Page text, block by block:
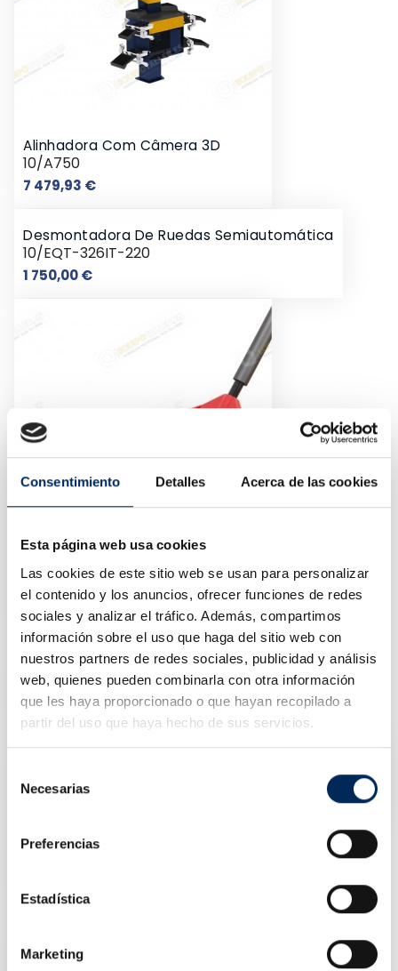
Consentimiento Detalles Acerca de las cookies
Esta página web usa cookies
Las cookies de este sitio web se usan para personalizar
el contenido y los anuncios, ofrecer funciones de redes
sociales y analizar el tráfico. Además, compartimos
información sobre el uso que haga del sitio web con
nuestros partners de redes sociales, publicidad y análisis
web, quienes pueden combinarla con otra información
que les haya proporcionado o que hayan recopilado a
partir del uso que haya hecho de sus servicios.
Necesarias
Preferencias
Estadística
Marketing
Alinhadora Com Câmera 3D
10/A750
7 479,93 €Preço
Desmontadora De Ruedas Semiautomática
10/EQT-326IT-220
1 750,00 €Preço
Jack Piso Perfil De 3 Toneladas
10/T83508
145,00 €Preço
Desmontadora De Ruedas Semiautomática
10/EQT-326IT-380
1 750,00 € Preço
10/EQT-2090
Conjunto De Copos Para Janelas
79,00 €Preço